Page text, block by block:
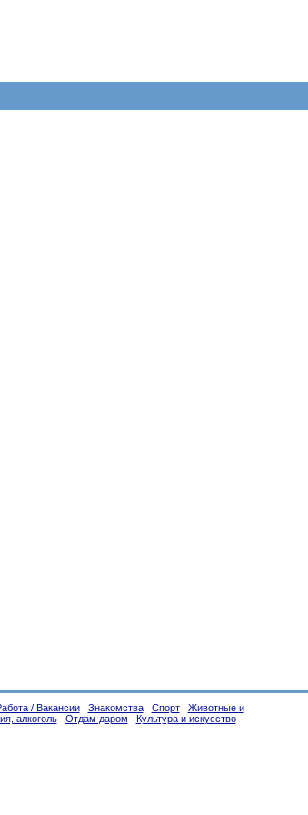
/ Вакансии Знакомства Спорт
Животные и
алкоголь Отдам даром
Культура и искусство